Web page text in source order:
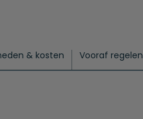
& kosten Vooraf regelen